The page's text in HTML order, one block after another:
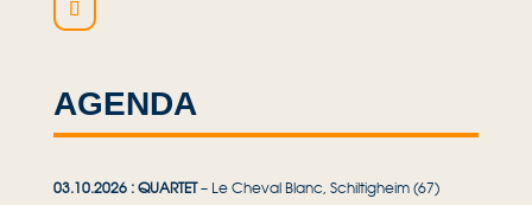
AGENDA
03.10.2026 : QUARTET– Le Cheval Blanc, Schiltigheim (67)